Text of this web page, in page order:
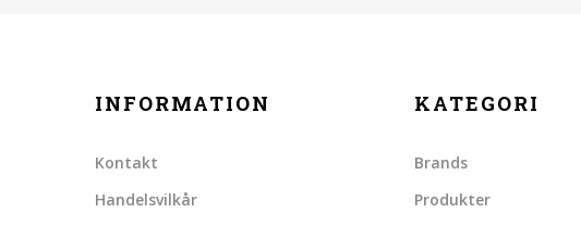
INFORMATION
Kontakt
Handelsvilkår
KATEGORI
Brands
Produkter